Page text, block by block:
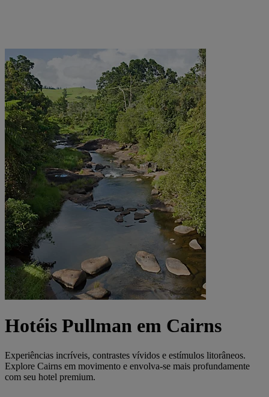
Hotéis Pullman em Cairns
Experiências incríveis, contrastes vívidos e estímulos litorâneos.
Explore Cairns em movimento e envolva-se mais profundamente
com seu hotel premium.